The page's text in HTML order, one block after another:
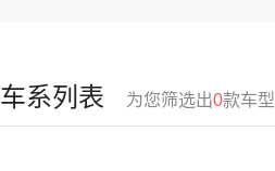
车系列表 为您筛选出0款车型